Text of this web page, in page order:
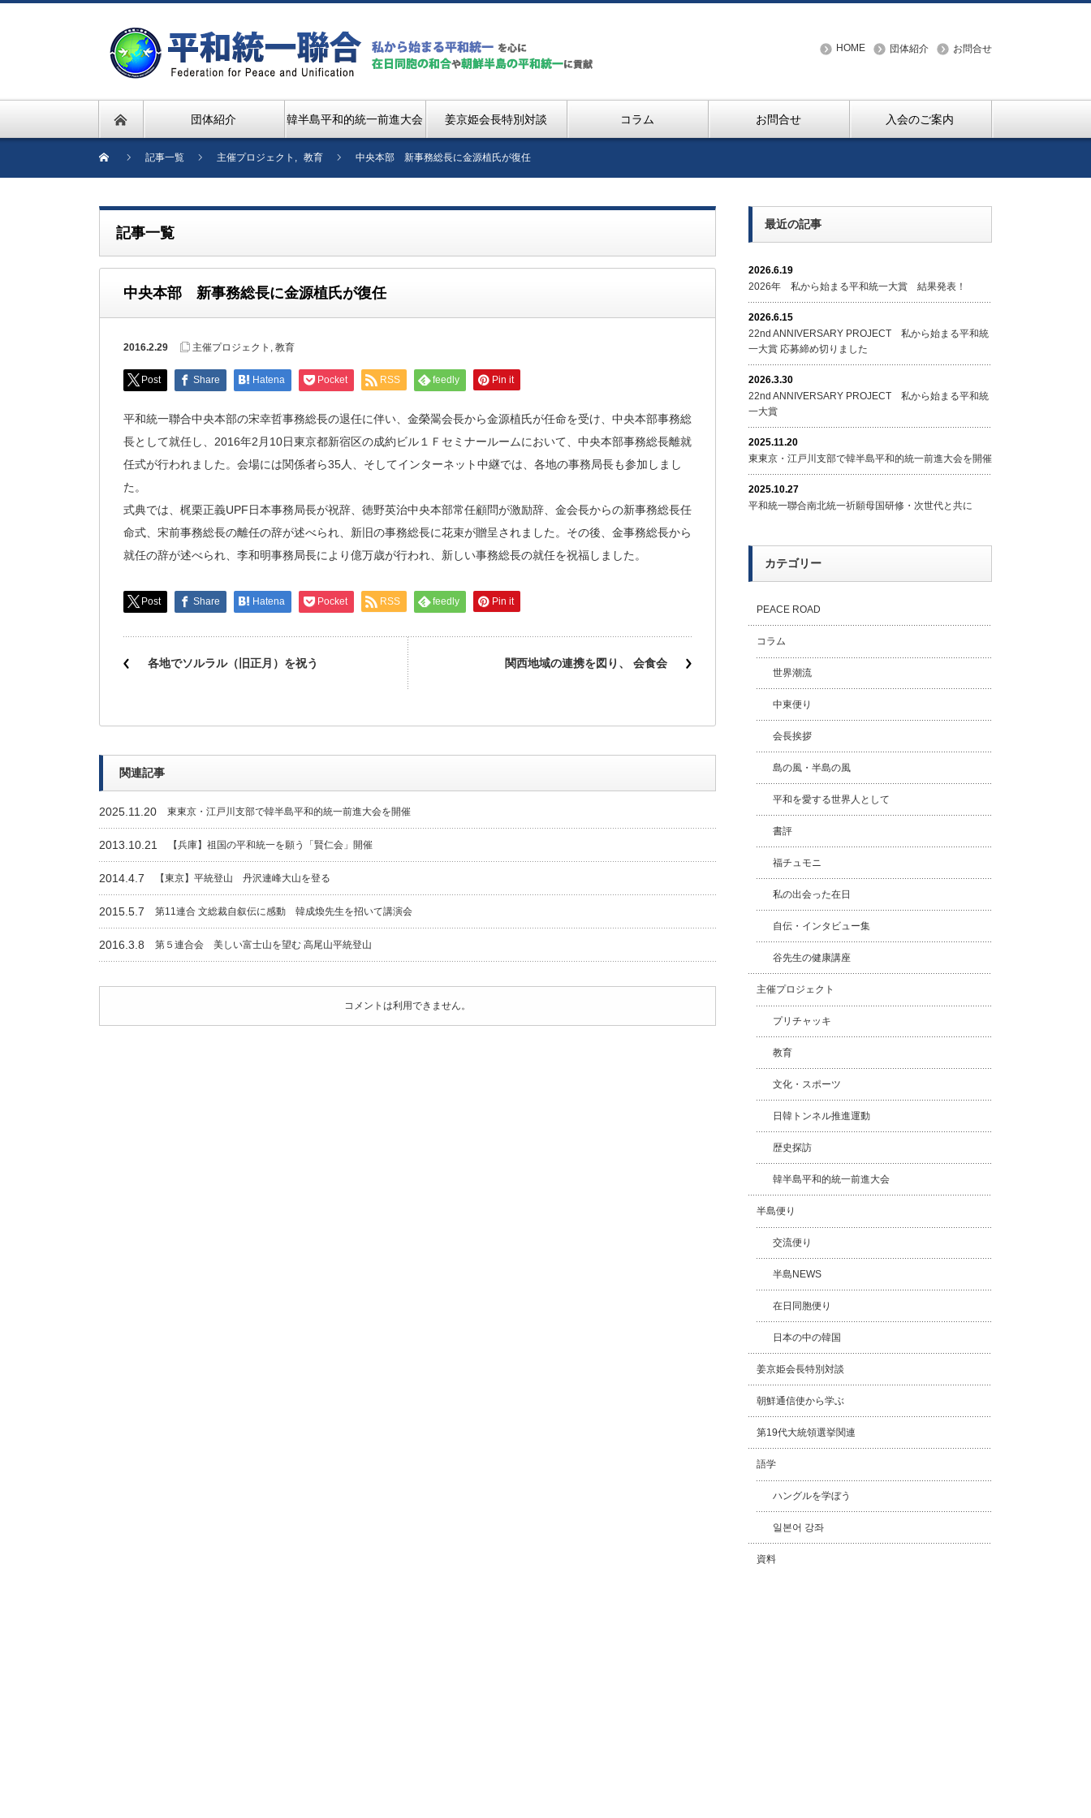
HOME 団体紹介 お問合せ
団体紹介 韓半島平和的統一前進大会 姜京姫会長特別対談 コラム お問合せ 入会のご案内
記事一覧 主催プロジェクト , 教育 中央本部 新事務総長に金源植氏が復任
記事一覧
中央本部 新事務総長に金源植氏が復任
2016.2.29 主催プロジェクト , 教育
Post Share Hatena Pocket RSS feedly Pin it
平和統一聯合中央本部の宋幸哲事務総長の退任に伴い、金榮翯会長から金源植氏が任命を受け、中央本部事務総
長として就任し、2016年2月10日東京都新宿区の成約ビル１Ｆセミナールームにおいて、中央本部事務総長離就
任式が行われました。会場には関係者ら35人、そしてインターネット中継では、各地の事務局長も参加しまし
た。
式典では、梶栗正義UPF日本事務局長が祝辞、徳野英治中央本部常任顧問が激励辞、金会長からの新事務総長任
命式、宋前事務総長の離任の辞が述べられ、新旧の事務総長に花束が贈呈されました。その後、金事務総長から
就任の辞が述べられ、李和明事務局長により億万歳が行われ、新しい事務総長の就任を祝福しました。
Post Share Hatena Pocket RSS feedly Pin it
各地でソルラル（旧正月）を祝う 関西地域の連携を図り、 会食会
関連記事
2025.11.20 東東京・江戸川支部で韓半島平和的統一前進大会を開催
2013.10.21 【兵庫】祖国の平和統一を願う「賢仁会」開催
2014.4.7 【東京】平統登山 丹沢連峰大山を登る
2015.5.7 第11連合 文総裁自叙伝に感動 韓成煥先生を招いて講演会
2016.3.8 第５連合会 美しい富士山を望む 高尾山平統登山
コメントは利用できません。
最近の記事
2026.6.19
2026年 私から始まる平和統一大賞 結果発表！
2026.6.15
22nd ANNIVERSARY PROJECT 私から始まる平和統
一大賞 応募締め切りました
2026.3.30
22nd ANNIVERSARY PROJECT 私から始まる平和統
一大賞
2025.11.20
東東京・江戸川支部で韓半島平和的統一前進大会を開催
2025.10.27
平和統一聯合南北統一祈願母国研修・次世代と共に
カテゴリー
PEACE ROAD
コラム
世界潮流
中東便り
会長挨拶
島の風・半島の風
平和を愛する世界人として
書評
福チュモニ
私の出会った在日
自伝・インタビュー集
谷先生の健康講座
主催プロジェクト
プリチャッキ
教育
文化・スポーツ
日韓トンネル推進運動
歴史探訪
韓半島平和的統一前進大会
半島便り
交流便り
半島NEWS
在日同胞便り
日本の中の韓国
姜京姫会長特別対談
朝鮮通信使から学ぶ
第19代大統領選挙関連
語学
ハングルを学ぼう
일본어 강좌
資料